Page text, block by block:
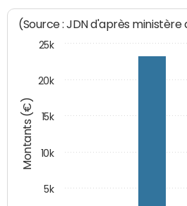
Montants (€)
(Source : JDN d'après ministère
5k
10k
15k
20k
25k